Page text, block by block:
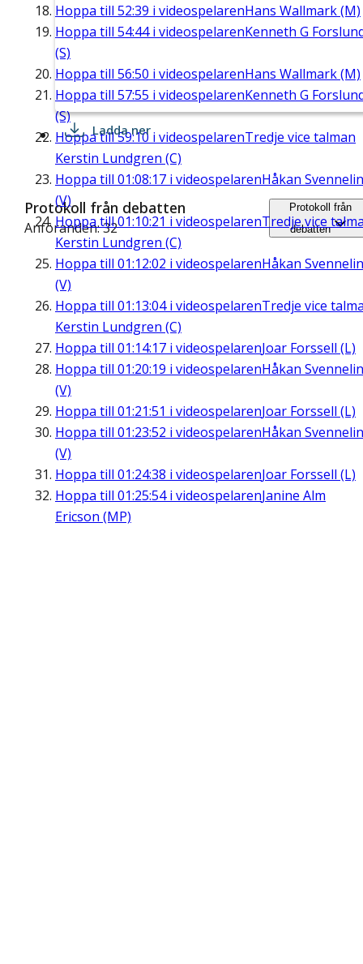
Hoppa till 52:39 i videospelarenHans Wallmark (M)
Hoppa till 54:44i videospelarenKenneth G
(S)
Hoppa till 56:50 i videospelarenHans Wallmark (M)
Hoppa till 57:55 i videospelarenKenneth G
(S)
Hoppa till59:10 i videospelarenTredje vice talman
Kerstin Lundgren (C)
Hoppa till 01:08:17 i videospelarenHåkan
(V)
Hoppa till01:10:21 i videospelarenTredje vice
Kerstin Lundgren (C)
Hoppa till 01:12:02 i videospelarenHåkan
(V)
Hoppa till 01:13:04i videospelarenTredje vice
Kerstin Lundgren (C)
Hoppa till 01:14:17 i videospelarenJoar Forssell (L)
Hoppa till 01:20:19 i videospelarenHåkan
(V)
Hoppa till 01:21:51 i videospelarenJoar Forssell (L)
Hoppa till 01:23:52 i videospelarenHåkan
(V)
Hoppa till 01:24:38 i videospelarenJoar Forssell (L)
Hoppa till 01:25:54i videospelarenJanine Alm
Ericson (MP)
Ladda ner
Protokoll från debatten
Anföranden: 32
Protokoll från
debatten